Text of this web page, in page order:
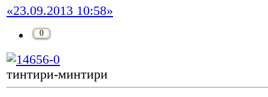
«23.09.2013 10:58»
0
тинтири-минтири